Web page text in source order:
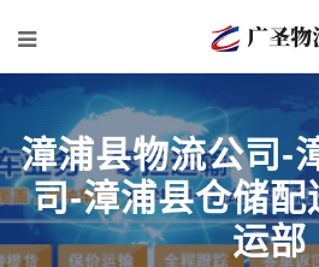
漳浦县物流公司-
司-漳浦县仓储配
运部